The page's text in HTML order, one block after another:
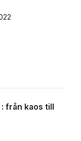
antal röster:
från kaos till